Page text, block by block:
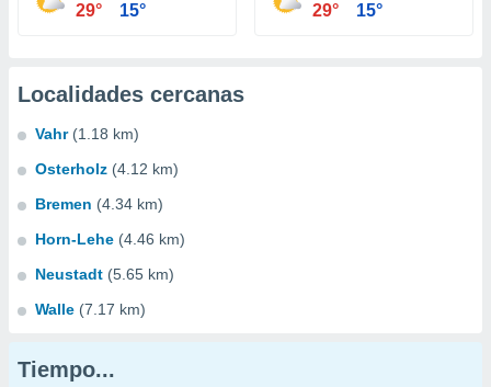
29° 15° 29° 15°
Localidades cercanas
Vahr (1.18 km)
Osterholz (4.12 km)
Bremen (4.34 km)
Horn-Lehe (4.46 km)
Neustadt (5.65 km)
Walle (7.17 km)
Tiempo...